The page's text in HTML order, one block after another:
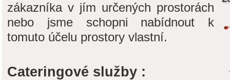
zákazníka v jím určených prostorách
nebo jsme schopni nabídnout k
tomuto účelu prostory vlastní.
Cateringové služby :